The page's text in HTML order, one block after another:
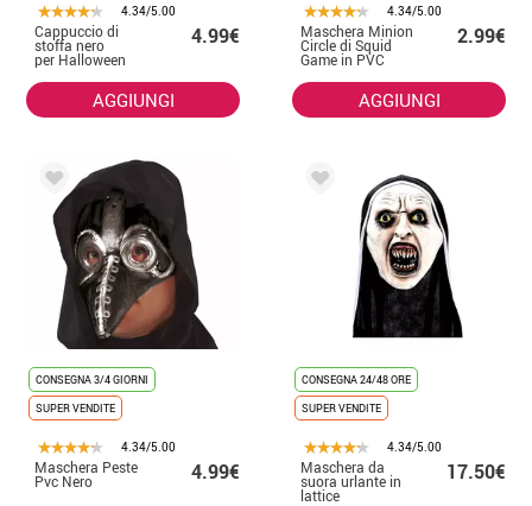
4.34/5.00
Cappuccio di
stoffa nero
per Halloween
4.99€
AGGIUNGI
4.34/5.00
Maschera Minion
Circle di Squid
Game in PVC
2.99€
AGGIUNGI
CONSEGNA 3/4 GIORNI
SUPER VENDITE
4.34/5.00
Maschera Peste
Pvc Nero 4.99€
CONSEGNA 24/48 ORE
SUPER VENDITE
4.34/5.00
Maschera da
suora urlante in
lattice
17.50€